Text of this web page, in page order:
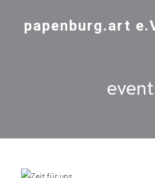
papenburg.art